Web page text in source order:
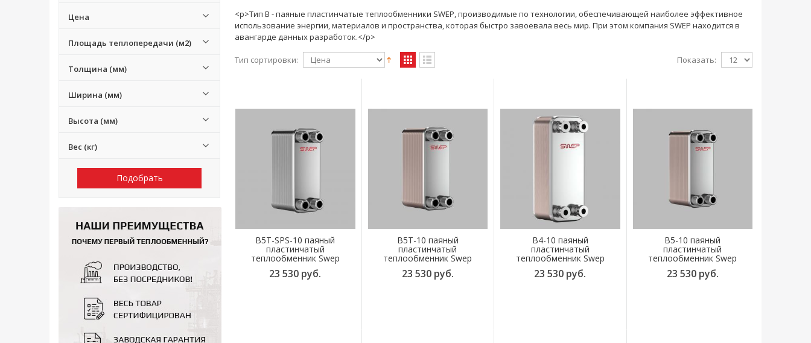
<p>Тип B - паяные пластинчатые теплообменники SWEP, производимые по технологии, обеспечивающей наиболее эффективное
использование энергии, материалов и пространства, которая быстро завоевала весь мир. При этом компания SWEP находится в
авангарде данных разработок.</p>
Тип сортировки: Показать:
B5T-SPS-10 паяный
пластинчатый
теплообменник Swep
23 530 руб.
B5T-10 паяный
пластинчатый
теплообменник Swep
23 530 руб.
B4-10 паяный
пластинчатый
теплообменник Swep
23 530 руб.
B5-10 паяный
пластинчатый
теплообменник Swep
23 530 руб.
Цена
Площадь теплопередачи (м2)
Толщина (мм)
Ширина (мм)
Высота (мм)
Вес (кг)
Подобрать